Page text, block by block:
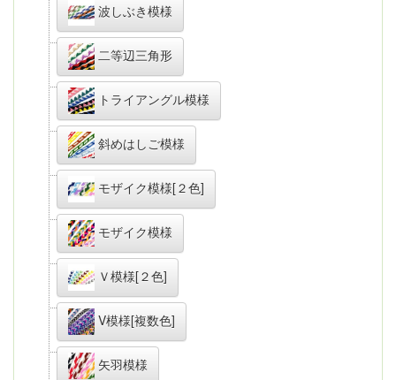
波しぶき模様
二等辺三角形
トライアングル模様
斜めはしご模様
モザイク模様[２色]
モザイク模様
Ｖ模様[２色]
V模様[複数色]
矢羽模様